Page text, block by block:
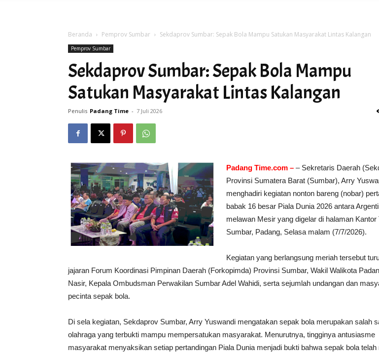
Time
Beranda Pemprov Sumbar Sekdaprov Sumbar: Sepak Bola Mampu Satukan Masyarakat Lintas Kalangan
Pemprov Sumbar
Sekdaprov Sumbar: Sepak Bola Mampu
Satukan Masyarakat Lintas Kalangan
Penulis Padang Time - 7 Juli 2026
Padang Time.com – – Sekretaris Daerah
Provinsi Sumatera Barat (Sumbar), Arry
menghadiri kegiatan nonton bareng (nobar)
babak 16 besar Piala Dunia 2026 antara
melawan Mesir yang digelar di halaman Kantor
Sumbar, Padang, Selasa malam (7/7/2026).
Kegiatan yang berlangsung meriah tersebut
jajaran Forum Koordinasi Pimpinan Daerah (Forkopimda) Provinsi Sumbar, Wakil Walikota
Nasir, Kepala Ombudsman Perwakilan Sumbar Adel Wahidi, serta sejumlah undangan dan
pecinta sepak bola.
Di sela kegiatan, Sekdaprov Sumbar, Arry Yuswandi mengatakan sepak bola merupakan salah
olahraga yang terbukti mampu mempersatukan masyarakat. Menurutnya, tingginya antusiasme
masyarakat menyaksikan setiap pertandingan Piala Dunia menjadi bukti bahwa sepak bola telah